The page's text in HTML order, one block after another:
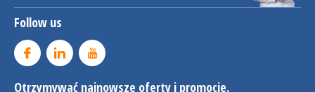
Follow us
Otrzymywać najnowsze oferty i promocje.